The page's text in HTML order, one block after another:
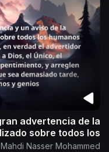
advertencia de la
sobre todos los
humanos
Nasser Mohammed